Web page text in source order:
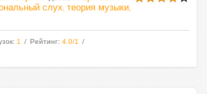
слух теория музыки
: 1 Рейтинг: 4.0/1